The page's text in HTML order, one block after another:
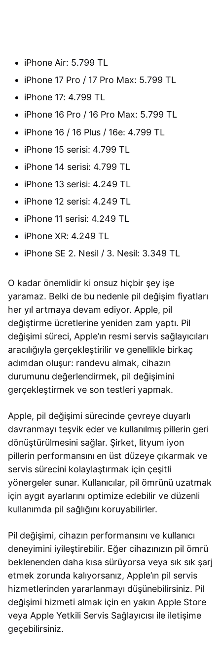
iPhone Air: 5.799 TL
iPhone 17 Pro / 17 Pro Max: 5.799 TL
iPhone 17: 4.799 TL
iPhone 16 Pro / 16 Pro Max: 5.799 TL
iPhone 16 / 16 Plus / 16e: 4.799 TL
iPhone 15 serisi: 4.799 TL
iPhone 14 serisi: 4.799 TL
iPhone 13 serisi: 4.249 TL
iPhone 12 serisi: 4.249 TL
iPhone 11 serisi: 4.249 TL
iPhone XR: 4.249 TL
iPhone SE 2. Nesil / 3. Nesil: 3.349 TL
O kadar önemlidir ki onsuz hiçbir şey işe
yaramaz. Belki de bu nedenle pil değişim fiyatları
her yıl artmaya devam ediyor. Apple, pil
değiştirme ücretlerine yeniden zam yaptı. Pil
değişimi süreci, Apple’ın resmi servis sağlayıcıları
aracılığıyla gerçekleştirilir ve genellikle birkaç
adımdan oluşur: randevu almak, cihazın
durumunu değerlendirmek, pil değişimini
gerçekleştirmek ve son testleri yapmak.
Apple, pil değişimi sürecinde çevreye duyarlı
davranmayı teşvik eder ve kullanılmış pillerin geri
dönüştürülmesini sağlar. Şirket, lityum iyon
pillerin performansını en üst düzeye çıkarmak ve
servis sürecini kolaylaştırmak için çeşitli
yönergeler sunar. Kullanıcılar, pil ömrünü uzatmak
için aygıt ayarlarını optimize edebilir ve düzenli
kullanımda pil sağlığını koruyabilirler.
Pil değişimi, cihazın performansını ve kullanıcı
deneyimini iyileştirebilir. Eğer cihazınızın pil ömrü
beklenenden daha kısa sürüyorsa veya sık sık şarj
etmek zorunda kalıyorsanız, Apple’ın pil servis
hizmetlerinden yararlanmayı düşünebilirsiniz. Pil
değişimi hizmeti almak için en yakın Apple Store
veya Apple Yetkili Servis Sağlayıcısı ile iletişime
geçebilirsiniz.